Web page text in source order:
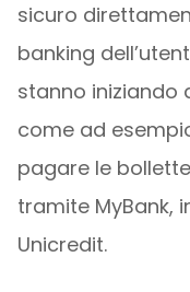
sicuro
banking
stanno iniziando
come ad
pagare le
tramite MyBank,
Unicredit.